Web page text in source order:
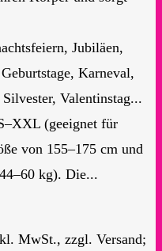
Jubiläen,
Karneval,
Valentinstag...
(geeignet für
von 155–175 cm und
kg). Die...
MwSt., zzgl. Versand;